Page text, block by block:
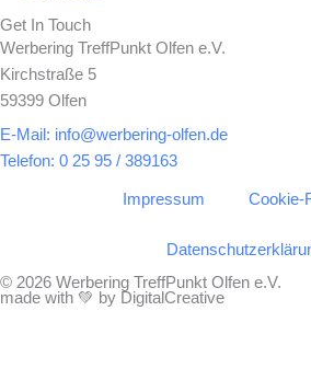
Get In Touch
Werbering TreffPunkt Olfen e.V.
Kirchstraße 5
59399 Olfen
E-Mail: info@werbering-olfen.de
Telefon: 0 25 95 / 389163
Impressum Cookie-
© 2026 Werbering TreffPunkt Olfen e.V.
made with 💚 by DigitalCreative